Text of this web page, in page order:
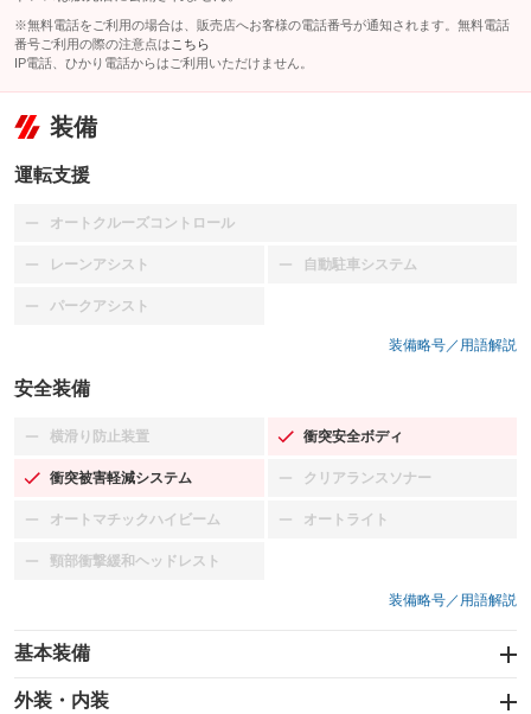
※無料電話をご利用の場合は、販売店へお客様の電話番号が通知されます。無料電話
番号ご利用の際の注意点は こちら
IP電話、ひかり電話からはご利用いただけません。
装備
運転支援
オートクルーズコントロール
：装備なし
レーンアシスト
：装備なし 自動駐車システム
：装備なし
パークアシスト
：装備なし
装備略号／用語解説
安全装備
横滑り防止装置
：装備なし 衝突安全ボディ
：装備あり
衝突被害軽減システム
：装備あり クリアランスソナー
：装備なし
オートマチックハイビーム
：装備なし オートライト
：装備なし
頸部衝撃緩和ヘッドレスト
：装備なし
装備略号／用語解説
基本装備
エアバッグ：運転席
：装備あり
外装・内装